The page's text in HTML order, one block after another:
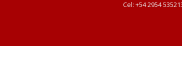
Cel: +54 2954